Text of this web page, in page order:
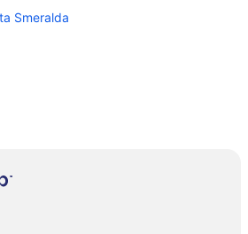
Smeralda